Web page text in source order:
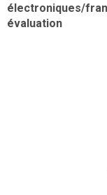
électroniques/
évaluation